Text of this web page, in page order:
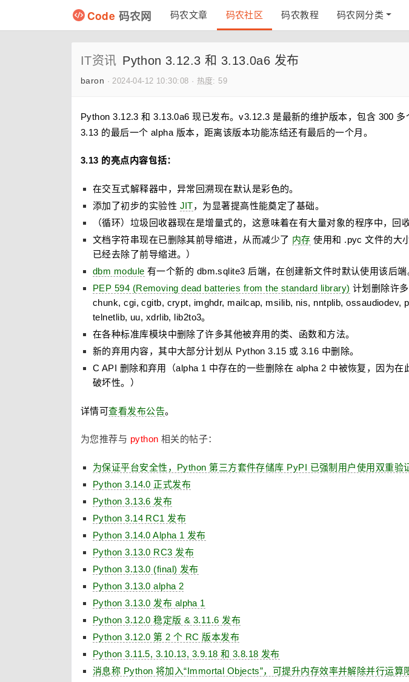
Code 码农网 码农文章 码农社区 码农教程 码农网分类
IT资讯 Python 3.12.3 和 3.13.0a6 发布
baron ·2024-04-12 10:30:08 · 热度: 59
Python 3.12.3 和 3.13.0a6 现已发布。v3.12.3 是最新的维护版本，包含 300
3.13 的最后一个 alpha 版本，距离该版本功能冻结还有最后的一个月。
3.13 的亮点内容包括：
在交互式解释器中，异常回溯现在默认是彩色的。
添加了初步的实验性 JIT，为显著提高性能奠定了基础。
（循环）垃圾回收器现在是增量式的，这意味着在有大量对象的程序中，回
文档字符串现在已删除其前导缩进，从而减少了 内存 使用和 .pyc 文件的大
已经去除了前导缩进。）
dbm module 有一个新的 dbm.sqlite3 后端，在创建新文件时默认使用该后端
PEP 594 (Removing dead batteries from the standard library) 计划删除许
chunk, cgi, cgitb, crypt, imghdr, mailcap, msilib, nis, nntplib, ossaudiodev,
telnetlib, uu, xdrlib, lib2to3。
在各种标准库模块中删除了许多其他被弃用的类、函数和方法。
新的弃用内容，其中大部分计划从 Python 3.15 或 3.16 中删除。
C API 删除和弃用（alpha 1 中存在的一些删除在 alpha 2 中被恢复，因为在
破坏性。）
详情可查看发布公告。
为您推荐与 python 相关的帖子：
为保证平台安全性，Python 第三方套件存储库 PyPI 已强制用户使用双重验
Python 3.14.0 正式发布
Python 3.13.6 发布
Python 3.14 RC1 发布
Python 3.14.0 Alpha 1 发布
Python 3.13.0 RC3 发布
Python 3.13.0 (final) 发布
Python 3.13.0 alpha 2
Python 3.13.0 发布 alpha 1
Python 3.12.0 稳定版 & 3.11.6 发布
Python 3.12.0 第 2 个 RC 版本发布
Python 3.11.5, 3.10.13, 3.9.18 和 3.8.18 发布
消息称 Python 将加入“Immortal Objects”，可提升内存效率并解除并行运算